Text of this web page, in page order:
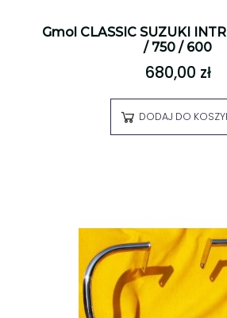
Gmol CLASSIC SUZUKI
/ 750 / 600
680,00 zł
DODAJ DO